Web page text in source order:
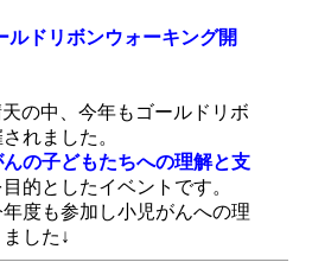
ルドリボンウォーキング開
の中、今年もゴールドリボ
れました。
んの子どもたちへの理解と支
的としたイベントです。
度も参加し小児がんへの理
した↓